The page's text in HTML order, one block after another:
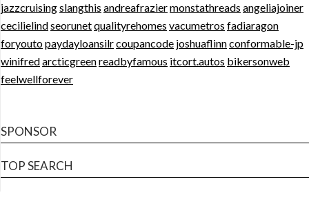
jazzcruisingslangthis andreafraziermonstathreads angeliajoiner
cecilielindseorunetqualityrehomes vacumetros fadiaragon
foryoutopaydayloansilrcoupancode joshuaflinnconformable-jp
winifredarcticgreenreadbyfamous itcort.autos bikersonweb
feelwellforever
SPONSOR
TOP SEARCH